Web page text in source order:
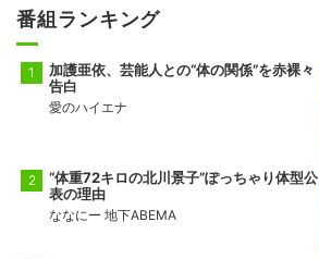
番組ランキング
加護亜依、芸能人との“体の関係”を赤裸々
告白
愛のハイエナ
“体重72キロの北川景子”ぽっちゃり体型公
表の理由
ななにー 地下ABEMA